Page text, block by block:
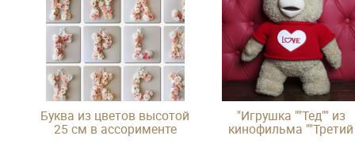
Буква из цветов высотой
25 см в ассорименте
"Игрушка ""Тед"" из
кинофильма ""Третий